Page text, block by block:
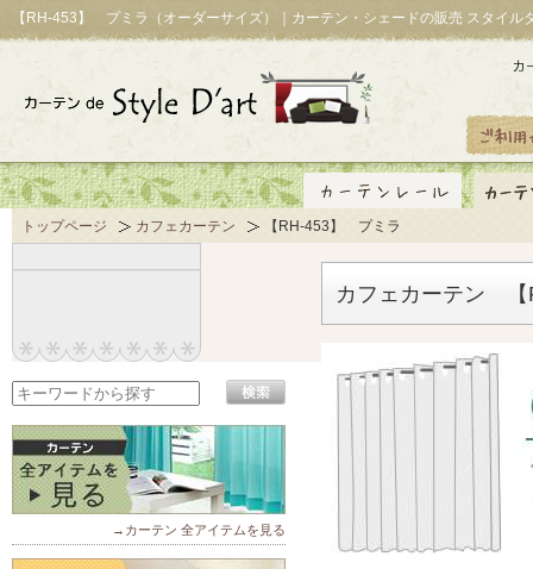
【RH-453】 プミラ（オーダーサイズ）｜カーテン・シェードの販売 スタイル
トップページ カフェカーテン 【RH-453】 プミラ
カフェカーテン
→カーテン 全アイテムを見る